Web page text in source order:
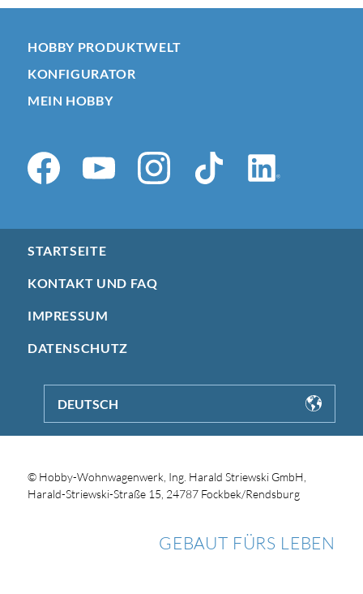
HOBBY PRODUKTWELT
KONFIGURATOR
MEIN HOBBY
STARTSEITE
KONTAKT UND FAQ
IMPRESSUM
DATENSCHUTZ
DEUTSCH
© Hobby-Wohnwagenwerk, Ing. Harald Striewski GmbH,
Harald-Striewski-Straße 15, 24787 Fockbek/Rendsburg
GEBAUT FÜRS LEBEN